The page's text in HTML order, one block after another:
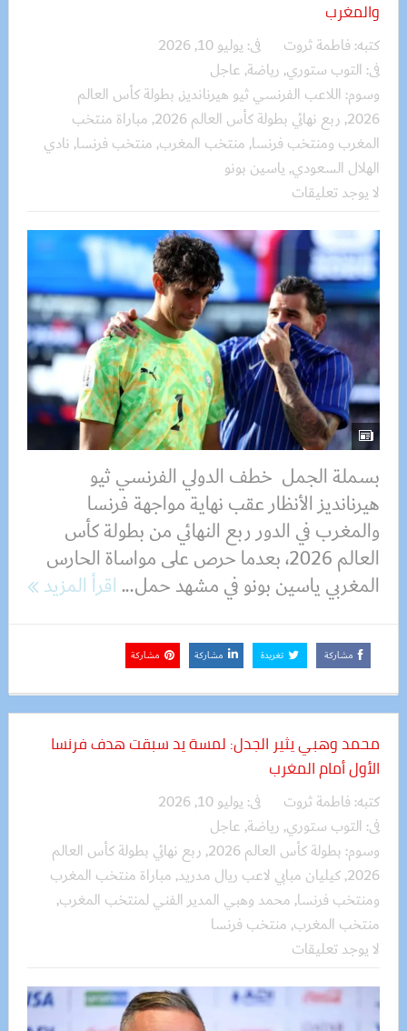
والمغرب
كتبه: فاطمة ثروت فى: يوليو 10, 2026
فى: التوب ستوري, رياضة, عاجل
وسوم: اللاعب الفرنسي ثيو هيرنانديز, بطولة كأس العالم
2026
, ربع نهائي بطولة كأس العالم 2026 , مباراة منتخب
المغرب ومنتخب فرنسا, منتخب المغرب, منتخب فرنسا, نادي
الهلال السعودي, ياسين بونو
لا يوجد تعليقات
بسملة الجمل خطف الدولي الفرنسي ثيو
هيرنانديز الأنظار عقب نهاية مواجهة فرنسا
والمغرب في الدور ربع النهائي من بطولة كأس
العالم 2026، بعدما حرص على مواساة الحارس
المغربي ياسين بونو في مشهد حمل...اقرأ المزيد
مشاركة تغريدة مشاركة مشاركة
محمد وهبي يثير الجدل: لمسة يد سبقت هدف فرنسا
الأول أمام المغرب
كتبه: فاطمة ثروت فى: يوليو 10, 2026
فى: التوب ستوري, رياضة, عاجل
وسوم: بطولة كأس العالم 2026 , ربع نهائي بطولة كأس العالم
2026
,كيليان مبابي لاعب ريال مدريد, مباراة منتخب المغرب
ومنتخب فرنسا, محمد وهبي المدير الفني لمنتخب المغرب,
منتخب المغرب, منتخب فرنسا
لا يوجد تعليقات